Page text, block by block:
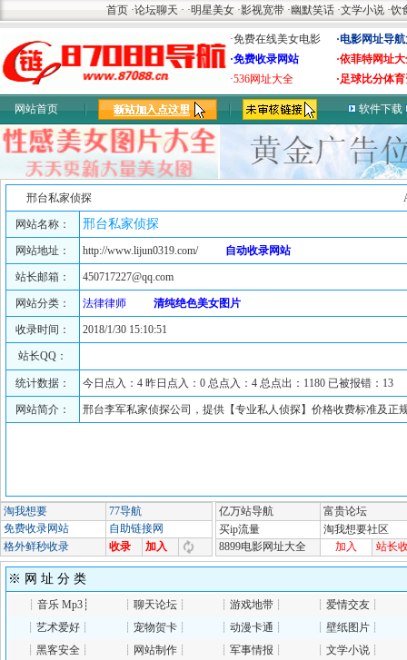
首页 ·论坛聊天 · ·明星美女 ·影视宽带 ·幽默笑话 ·文学小说 ·饮
·免费在线美女电影
·电影网址导
·免费收录网站
·依菲特网址
·536网址大全
·足球比分体
网站首页 软件下载
邢台私家侦探
网站名称： 邢台私家侦探
网站地址： http://www.lijun0319.com/ 自动收录网站
站长邮箱： 450717227@qq.com
网站分类： 法律律师 清纯绝色美女图片
收录时间： 2018/1/30 15:10:51
站长QQ：
统计数据： 今日点入：4 昨日点入：0 总点入：4 总点出：1180 已被报错：13
网站简介： 邢台李军私家侦探公司，提供【专业私人侦探】价格收费标准及正
※ 网 址 分 类
┊ 音乐 Mp3 ┊ ┊ 聊天论坛 ┊ ┊ 游戏地带 ┊ ┊ 爱情交友 ┊
┊ 艺术爱好┊ ┊ 宠物贺卡 ┊ ┊ 动漫卡通 ┊ ┊ 壁纸图片 ┊
┊ 黑客安全 ┊ ┊ 网站制作 ┊ ┊ 军事情报 ┊ ┊ 文学小说 ┊